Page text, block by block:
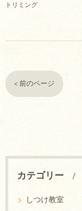
トリミング
< 前のページ
カテゴリー
しつけ教室